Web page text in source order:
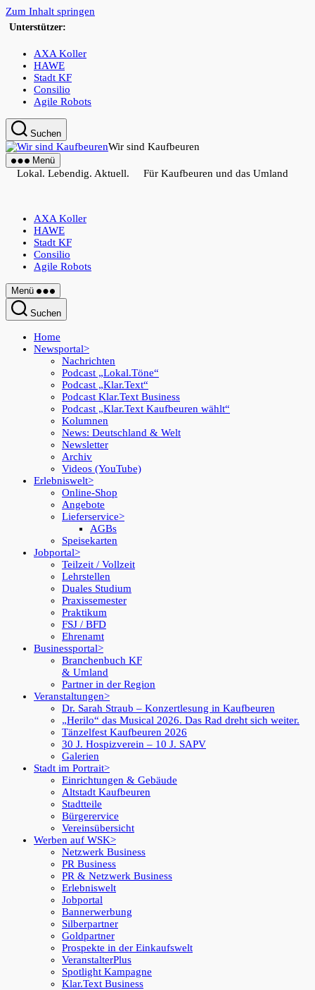
Zum Inhalt springen
Unterstützer:
AXA Koller
HAWE
Stadt KF
Consilio
Agile Robots
Suchen
Wir sind Kaufbeuren
Menü
Lokal. Lebendig. Aktuell. Für Kaufbeuren und das Umland
AXA Koller
HAWE
Stadt KF
Consilio
Agile Robots
Menü
Suchen
Home
Newsportal
Nachrichten
Podcast „Lokal.Töne“
Podcast „Klar.Text“
Podcast Klar.Text Business
Podcast „Klar.Text Kaufbeuren wählt“
Kolumnen
News: Deutschland & Welt
Newsletter
Archiv
Videos (YouTube)
Erlebniswelt
Online-Shop
Angebote
Lieferservice
AGBs
Speisekarten
Jobportal
Teilzeit / Vollzeit
Lehrstellen
Duales Studium
Praxissemester
Praktikum
FSJ / BFD
Ehrenamt
Businessportal
Branchenbuch KF
& Umland
Partner in der Region
Veranstaltungen
Dr. Sarah Straub – Konzertlesung in Kaufbeuren
„Herilo“ das Musical 2026. Das Rad dreht sich weiter.
Tänzelfest Kaufbeuren 2026
30 J. Hospizverein – 10 J. SAPV
Galerien
Stadt im Portrait
Einrichtungen & Gebäude
Altstadt Kaufbeuren
Stadtteile
Bürgerervice
Vereinsübersicht
Werben auf WSK
Netzwerk Business
PR Business
PR & Netzwerk Business
Erlebniswelt
Jobportal
Bannerwerbung
Silberpartner
Goldpartner
Prospekte in der Einkaufswelt
VeranstalterPlus
Spotlight Kampagne
Klar.Text Business